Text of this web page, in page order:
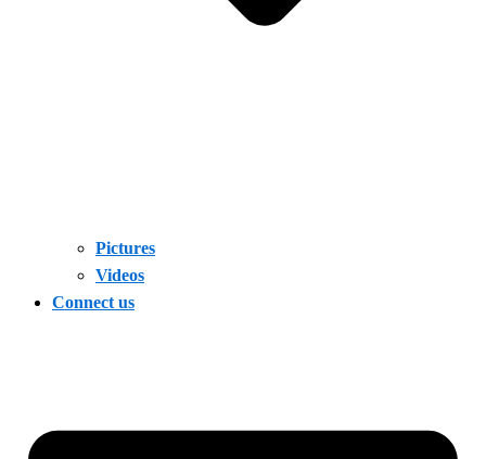
Pictures
Videos
Connect us